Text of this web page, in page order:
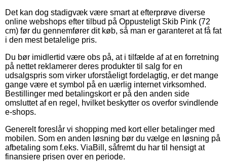
Det kan dog stadigvæk være smart at efterprøve diverse
online webshops efter tilbud på Oppusteligt Skib Pink (72
cm) før du gennemfører dit køb, så man er garanteret at få fat
i den mest betalelige pris.
Du bør imidlertid være obs på, at i tilfælde af at en forretning
på nettet reklamerer deres produkter til salg for en
udsalgspris som virker uforståeligt fordelagtig, er det mange
gange være et symbol på en uærlig internet virksomhed.
Bestillinger med betalingskort er på den anden side
omsluttet af en regel, hvilket beskytter os overfor svindlende
e-shops.
Generelt foreslår vi shopping med kort eller betalinger med
mobilen. Som en anden løsning bør du vælge en løsning på
afbetaling som f.eks. ViaBill, såfremt du har til hensigt at
finansiere prisen over en periode.